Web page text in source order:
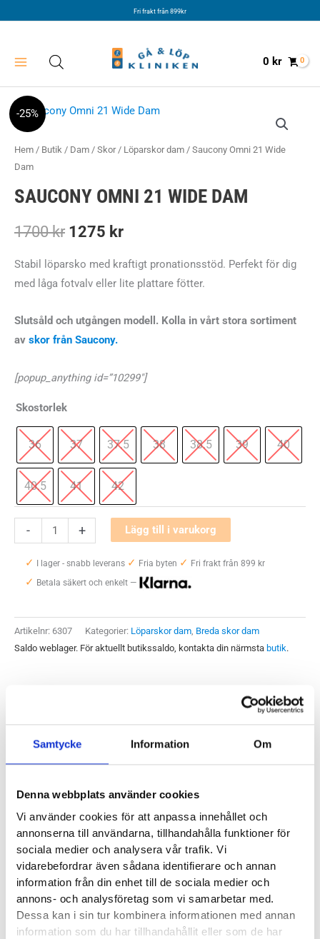
Samtycke Information Om
Denna webbplats använder cookies
Vi använder cookies för att anpassa innehållet och
annonserna till användarna, tillhandahålla funktioner för
sociala medier och analysera vår trafik. Vi
vidarebefordrar även sådana identifierare och annan
information från din enhet till de sociala medier och
annons- och analysföretag som vi samarbetar med.
Dessa kan i sin tur kombinera informationen med annan
information som du har tillhandahållit eller som de har
Fri frakt från 899kr
0 kr
-25%
Hem / Butik / Dam / Skor/ Löparskor dam / Saucony Omni 21 Wide
Dam
SAUCONY OMNI 21 WIDE DAM
1700kr Det
ursprungliga
priset
var:
1700 kr.
1275 krDet
nuvarande
priset
är:
Stabil löparsko med kraftigt pronationsstöd. Perfekt för dig
med låga fotvalv eller lite plattare fötter.
Slutsåld och utgången modell. Kolla in vårt stora sortiment
av skor från Saucony.
[popup_anything id=”10299″]
Skostorlek
36 37 37.5 38 38.5 39 40
40.5 41 42
-
Saucony
Omni
Wide
+ Lägg till i varukorg
✓ I lager - snabb leverans ✓ Fria byten ✓ Fri frakt från 899 kr
✓ Betala säkert och enkelt —
Artikelnr: 6307 Kategorier: Löparskor dam Breda skor dam
Saldo weblager. För aktuellt butikssaldo, kontakta din närmsta butik.
Saucony Omni 21 Wide är anpassad för dig med lägre fotvalv
(bredare variant) lämpar sig väl för lägre valv då merparten av
dessa ofta har lite bredare fötter. Omni 21 Wide är byggd för
löpning på asfalt, grusvägar, elljusspår och löpband. Den gör
sig helt enkelt bäst på jämnare, slätare underlag.
Läst:Normal, bred
Fotvalv:Normala, låga
Vikt: